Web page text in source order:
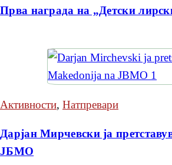
Прва награда на „Детски
Активности, Натпревари
Дарјан Мирчевски ја
ЈБМО